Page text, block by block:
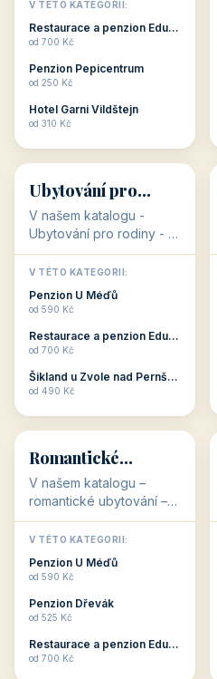
dovolenou přímo
souvisejí. Aktivní
odpočinek jso...
V TÉTO KATEGORII:
Restaurace a penzion Eduard
od 700 Kč
Penzion Pepicentrum
od 250 Kč
Hotel Garni Vildštejn
od 310 Kč
👨‍👩‍👧‍👦
34 objektů
Ubytování pro
rodiny
V našem katalogu -
Ubytování pro rodiny -
jsou pro Vás připraveny
objekty, které svojí
polohou či vybaveností,
nabízí klidné ubytování
V TÉTO KATEGORII:
Penzion U Méďů
od 590 Kč
Restaurace a penzion Eduard
od 700 Kč
Šikland u Zvole nad Pernštejnem
od 490 Kč
💕
💕
Romantické
ubytování
V našem katalogu –
romantické ubytování –
jsou pro Vás připraveny
objekty, které svojí
stavbou, polohou anebo
zaměřením nabízí
Romantické ...
V TÉTO KATEGORII:
Penzion U Méďů
od 590 Kč
Penzion Dřevák
od 525 Kč
Restaurace a penzion Eduard
od 700 Kč
👥